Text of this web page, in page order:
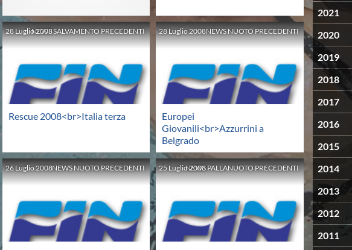
NEWS SALVAMENTO PRECEDENTI
28 Luglio2008
Rescue 2008<br>Italia terza
NEWS NUOTO PRECEDENTI
28 Luglio 2008
Europei
Giovanili<br>Azzurrini a
Belgrado
NEWS NUOTO PRECEDENTI
26Luglio2008 NEWS PALLANUOTO PRECEDENTI
25Luglio2008
2021
2020
2019
2018
2017
2016
2015
2014
2013
2012
2011